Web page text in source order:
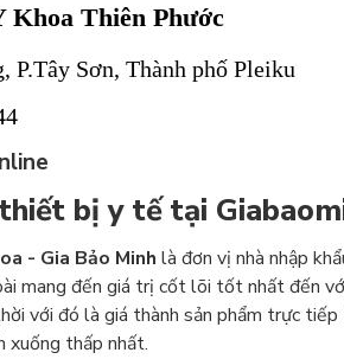
Khoa Thiên Phước
P.Tây Sơn, Thành phố Pleiku
bị y tế tại
- Gia Bảo Minh là đơn vị nhà nhập
mang đến giá trị cốt lõi tốt nhất đến
với đó là giá thành sản phẩm trực
xuống thấp nhất.